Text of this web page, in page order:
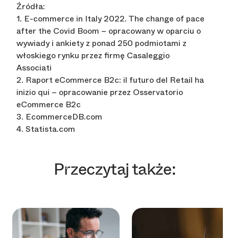
Źródła:
1. E-commerce in Italy 2022. The change of pace
after the Covid Boom – opracowany w oparciu o
wywiady i ankiety z ponad 250 podmiotami z
włoskiego rynku przez firmę Casaleggio
Associati
2. Raport eCommerce B2c: il futuro del Retail ha
inizio qui – opracowanie przez Osservatorio
eCommerce B2c
3. EcommerceDB.com
4. Statista.com
Przeczytaj także: